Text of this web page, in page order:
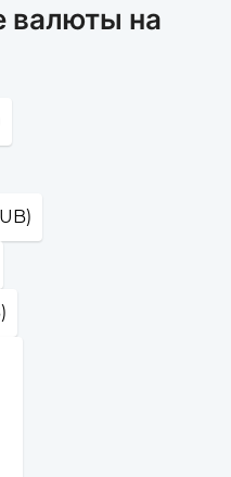
валюты на